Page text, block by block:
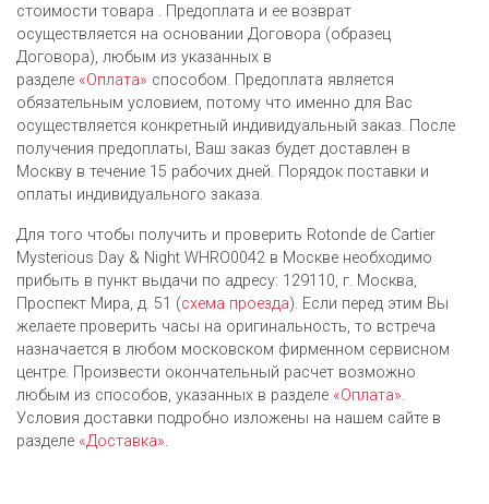
стоимости товара . Предоплата и ее возврат
осуществляется на основании Договора (образец
Договора), любым из указанных в
разделе «Оплата» способом. Предоплата является
обязательным условием, потому что именно для Вас
осуществляется конкретный индивидуальный заказ. После
получения предоплаты, Ваш заказ будет доставлен в
Москву в течение 15 рабочих дней. Порядок поставки и
оплаты индивидуального заказа.
Для того чтобы получить и проверить Rotonde de Cartier
Mysterious Day & Night WHRO0042 в Москве необходимо
прибыть в пункт выдачи по адресу: 129110, г. Москва,
Проспект Мира, д. 51 (схема проезда). Если перед этим Вы
желаете проверить часы на оригинальность, то встреча
назначается в любом московском фирменном сервисном
центре. Произвести окончательный расчет возможно
любым из cпособов, указанных в разделе «Оплата».
Условия доставки подробно изложены на нашем сайте в
разделе «Доставка».